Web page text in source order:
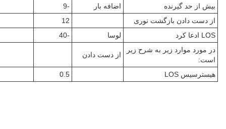
بیش از حد گیرنده اضافه بار
-9
از دست دادن بازگشت نوری
12
LOS ادعا کرد
لوسا
-40
در مورد موارد زیر به شرح زیر
است:
از دست دادن
هیسترسیس LOS 0.5